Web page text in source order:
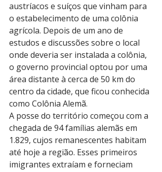
austríacos e suíços que vinham para
o estabelecimento de uma colônia
agrícola. Depois de um ano de
estudos e discussões sobre o local
onde deveria ser instalada a colônia,
o governo provincial optou por uma
área distante à cerca de 50 km do
centro da cidade, que ficou conhecida
como Colônia Alemã.
A posse do território começou com a
chegada de 94 famílias alemãs em
1.829, cujos remanescentes habitam
até hoje a região. Esses primeiros
imigrantes extraíam e forneciam